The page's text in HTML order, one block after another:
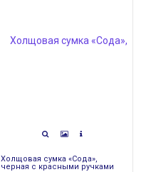
Холщовая сумка «Сода»,
черная с красными ручками